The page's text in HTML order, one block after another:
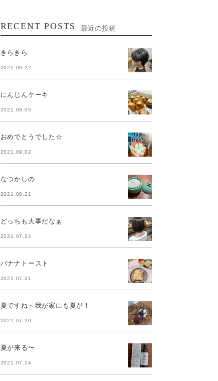
RECENT POSTS 最近の投稿
きらきら
2021.09.22
にんじんケーキ
2021.09.05
おめでとうでした☆
2021.09.02
なつかしの
2021.08.21
どっちも大事だなぁ
2021.07.24
バナナトースト
2021.07.21
夏ですね～我が家にも夏が！
2021.07.20
夏が来る〜
2021.07.14